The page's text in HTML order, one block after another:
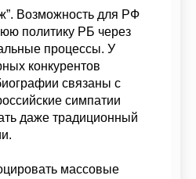
Возможность для РФ
политику РБ через
процессы. У
конкурентов
связаны с
симпатии
даже традиционный
массовые